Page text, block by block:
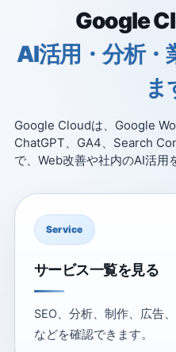
Google
AI活用・分析・
ま
Google Cloudは、Google
ChatGPT、GA4、Search
で、Web改善や社内のAI活用
Service
サービス一覧を見る
SEO、分析、制作、広告
などを確認できます。